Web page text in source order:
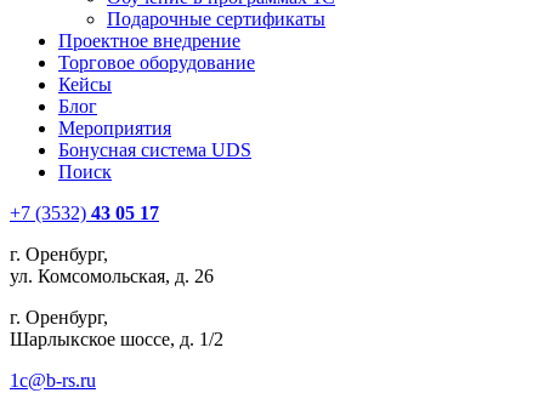
Подарочные сертификаты
Проектное внедрение
Торговое оборудование
Кейсы
Блог
Мероприятия
Бонусная система UDS
Поиск
+7 (3532) 43 05 17
г. Оренбург,
ул. Комсомольская, д. 26
г. Оренбург,
Шарлыкское шоссе, д. 1/2
1c@b-rs.ru